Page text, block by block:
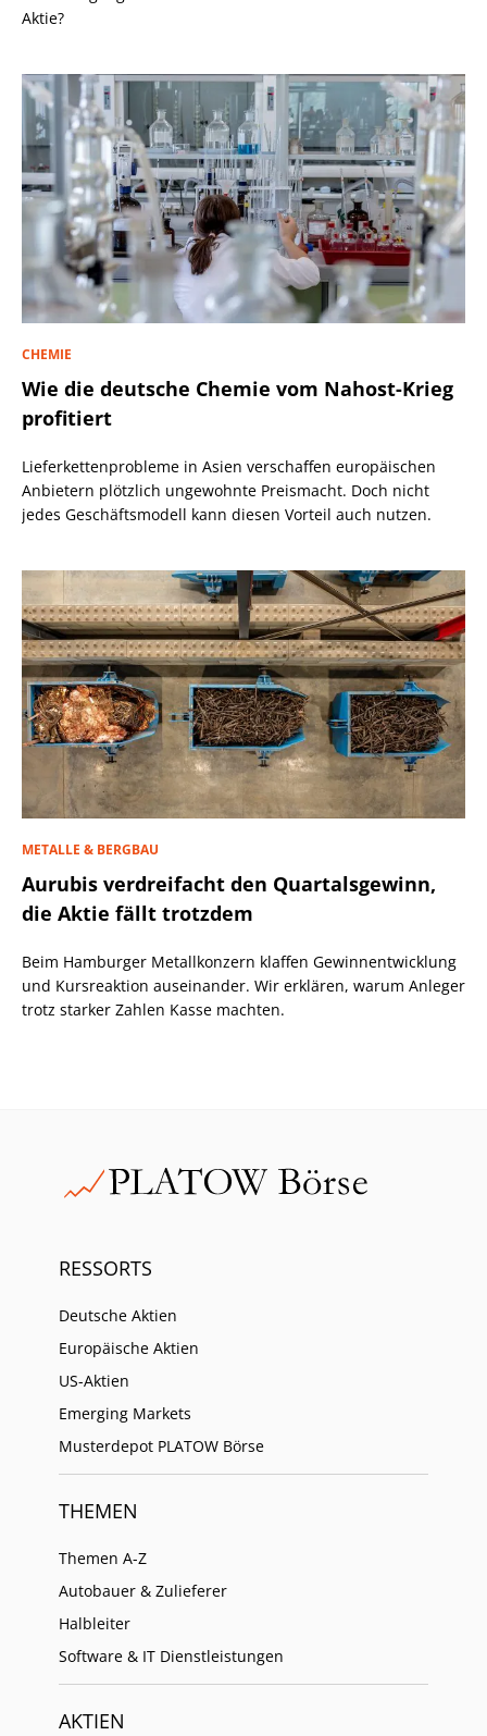
Aktie?
CHEMIE
Wie die deutsche Chemie vom Nahost-Krieg
profitiert
Lieferkettenprobleme in Asien verschaffen europäischen
Anbietern plötzlich ungewohnte Preismacht. Doch nicht
jedes Geschäftsmodell kann diesen Vorteil auch nutzen.
METALLE & BERGBAU
Aurubis verdreifacht den Quartalsgewinn,
die Aktie fällt trotzdem
Beim Hamburger Metallkonzern klaffen Gewinnentwicklung
und Kursreaktion auseinander. Wir erklären, warum Anleger
trotz starker Zahlen Kasse machten.
RESSORTS
Deutsche Aktien
Europäische Aktien
US-Aktien
Emerging Markets
Musterdepot PLATOW Börse
THEMEN
Themen A-Z
Autobauer & Zulieferer
Halbleiter
Software & IT Dienstleistungen
AKTIEN